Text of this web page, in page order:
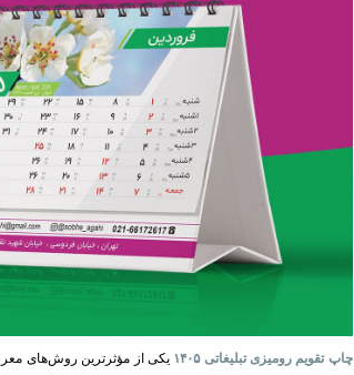
چاپ تقویم رومیزی تبلیغاتی ۱۴۰۵
یکی از مؤثرترین روش‌های